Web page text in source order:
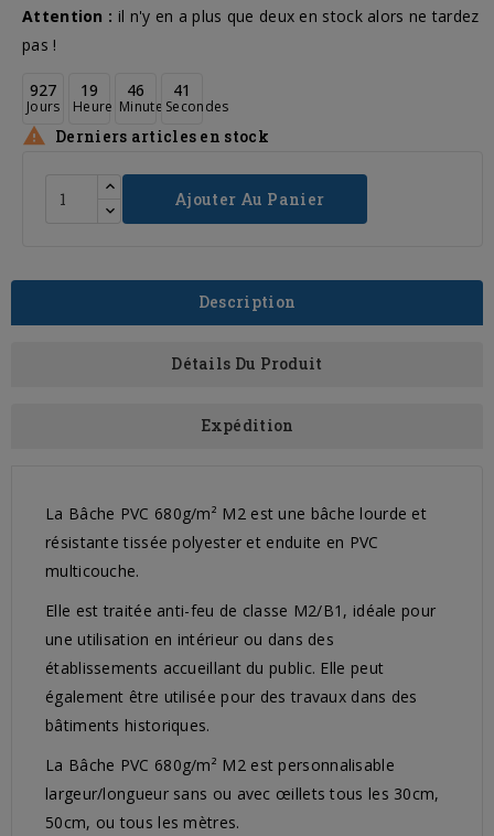
Attention : il n'y en a plus que deux en stock alors ne tardez
pas !
927
Jours
19
Heure
46
Minutes
40
Secondes
 Derniers articles en stock
Ajouter Au Panier
Description
Détails Du Produit
Expédition
La Bâche PVC 680g/m² M2 est une bâche lourde et
résistante tissée polyester et enduite en PVC
multicouche.
Elle est traitée anti-feu de classe M2/B1, idéale pour
une utilisation en intérieur ou dans des
établissements accueillant du public. Elle peut
également être utilisée pour des travaux dans des
bâtiments historiques.
La Bâche PVC 680g/m² M2 est personnalisable
largeur/longueur sans ou avec œillets tous les 30cm,
50cm, ou tous les mètres.